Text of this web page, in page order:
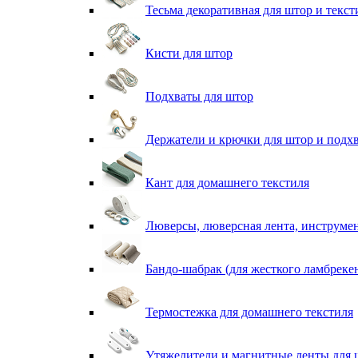
Тесьма декоративная для штор и
Кисти для штор
Подхваты для штор
Держатели и крючки для штор и
Кант для домашнего текстиля
Люверсы, люверсная лента,
Бандо-шабрак (для жесткого
Термостежка для домашнего текстиля
Утяжелители и магнитные ленты для